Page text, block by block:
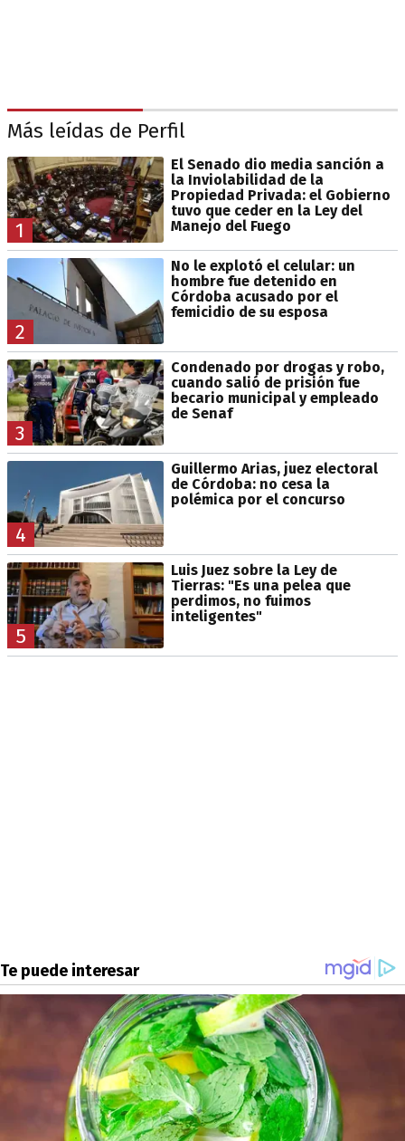
Más leídas de Perfil
1
El Senado dio media sanción a
la Inviolabilidad de la
Propiedad Privada: el Gobierno
tuvo que ceder en la Ley del
Manejo del Fuego
2
No le explotó el celular: un
hombre fue detenido en
Córdoba acusado por el
femicidio de su esposa
3
Condenado por drogas y robo,
cuando salió de prisión fue
becario municipal y empleado
de Senaf
4
Guillermo Arias, juez electoral
de Córdoba: no cesa la
polémica por el concurso
5
Luis Juez sobre la Ley de
Tierras: "Es una pelea que
perdimos, no fuimos
inteligentes"